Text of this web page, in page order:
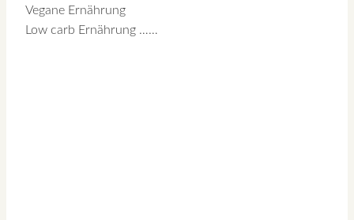
Vegane Ernährung
Low carb Ernährung ……